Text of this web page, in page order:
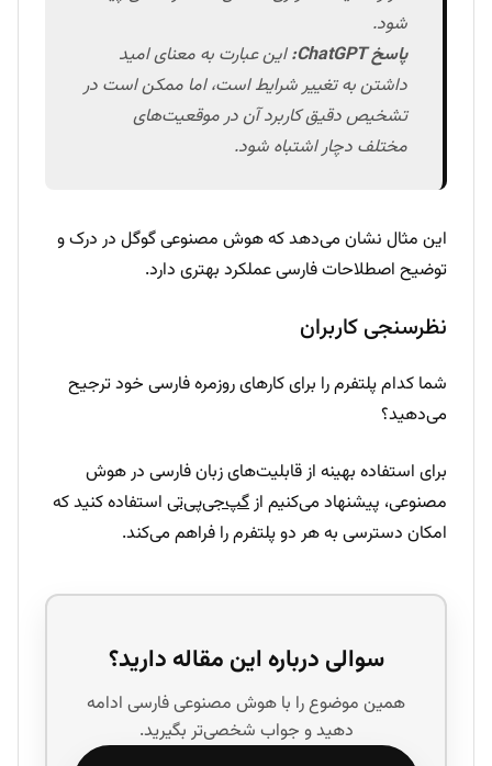
شود.
پاسخ ChatGPT:
این عبارت به معنای امید
داشتن به تغییر شرایط است، اما ممکن است در
تشخیص دقیق کاربرد آن در موقعیت‌های
مختلف دچار اشتباه شود.
این مثال نشان می‌دهد که هوش مصنوعی گوگل در درک و
توضیح اصطلاحات فارسی عملکرد بهتری دارد.
نظرسنجی کاربران
شما کدام پلتفرم را برای کارهای روزمره فارسی خود ترجیح
می‌دهید؟
برای استفاده بهینه از قابلیت‌های زبان فارسی در هوش
مصنوعی، پیشنهاد می‌کنیم ازگپ‌جی‌پی‌تی استفاده کنید که
امکان دسترسی به هر دو پلتفرم را فراهم می‌کند.
سوالی درباره این مقاله دارید؟
همین موضوع را با هوش مصنوعی فارسی ادامه
دهید و جواب شخصی‌تر بگیرید.